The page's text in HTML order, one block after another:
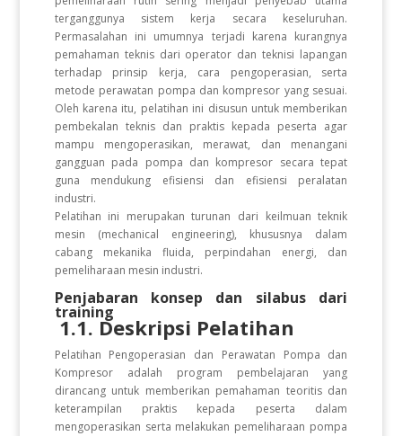
terganggunya sistem kerja secara keseluruhan.
Permasalahan ini umumnya terjadi karena kurangnya
pemahaman teknis dari operator dan teknisi lapangan
terhadap prinsip kerja, cara pengoperasian, serta
metode perawatan pompa dan kompresor yang sesuai.
Oleh karena itu, pelatihan ini disusun untuk memberikan
pembekalan teknis dan praktis kepada peserta agar
mampu mengoperasikan, merawat, dan menangani
gangguan pada pompa dan kompresor secara tepat
guna mendukung efisiensi dan efisiensi peralatan
industri.
Pelatihan ini merupakan turunan dari keilmuan teknik
mesin (mechanical engineering), khususnya dalam
cabang mekanika fluida, perpindahan energi, dan
pemeliharaan mesin industri.
Penjabaran konsep dan silabus dari
training
1.1. Deskripsi Pelatihan
Pelatihan Pengoperasian dan Perawatan Pompa dan
Kompresor adalah program pembelajaran yang
dirancang untuk memberikan pemahaman teoritis dan
keterampilan praktis kepada peserta dalam
mengoperasikan serta melakukan pemeliharaan pompa